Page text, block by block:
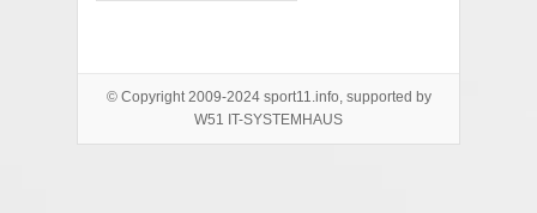
© Copyright 2009-2024 sport11.info, supported by
W51 IT-SYSTEMHAUS